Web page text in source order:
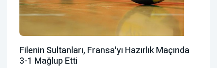
Filenin Sultanları, Fransa'yı Hazırlık Maçında
3-1 Mağlup Etti